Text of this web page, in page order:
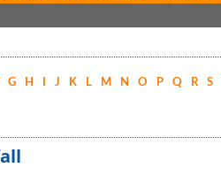
G H J K L M N O P Q R S